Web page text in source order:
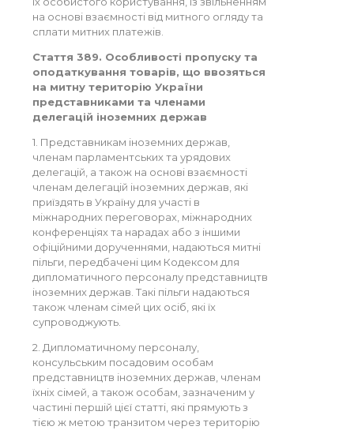
на основі взаємності від митного огляду та
сплати митних платежів.
Стаття 389. Особливості пропуску та
оподаткування товарів, що ввозяться
на митну територію України
представниками та членами
делегацій іноземних держав
1. Представникам іноземних держав,
членам парламентських та урядових
делегацій, а також на основі взаємності
членам делегацій іноземних держав, які
приїздять в Україну для участі в
міжнародних переговорах, міжнародних
конференціях та нарадах або з іншими
офіційними дорученнями, надаються митні
пільги, передбачені цим Кодексом для
дипломатичного персоналу представництв
іноземних держав. Такі пільги надаються
також членам сімей цих осіб, які їх
супроводжують.
2. Дипломатичному персоналу,
консульським посадовим особам
представництв іноземних держав, членам
їхніх сімей, а також особам, зазначеним у
частині першій цієї статті, які прямують з
тією ж метою транзитом через територію